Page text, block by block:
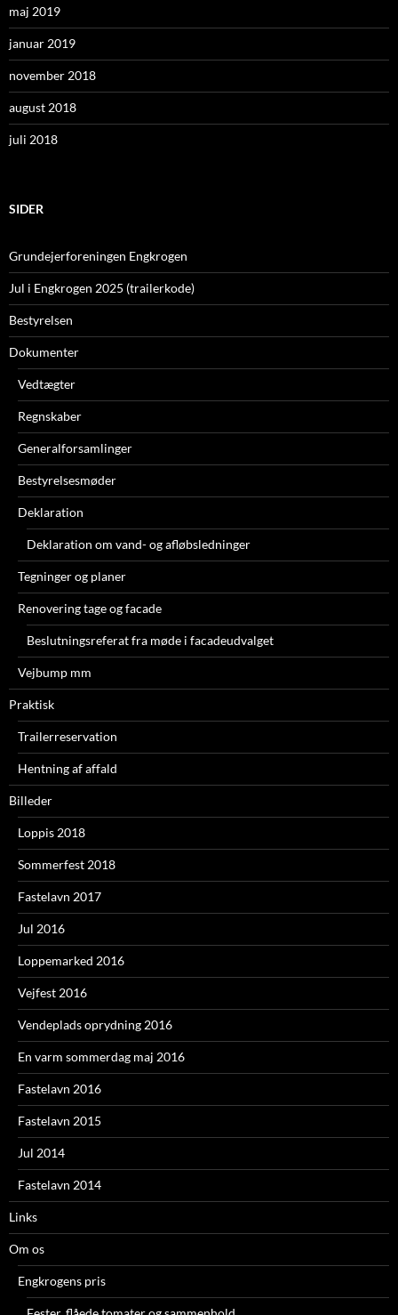
maj 2019
januar 2019
november 2018
august 2018
juli 2018
SIDER
Grundejerforeningen Engkrogen
Jul i Engkrogen 2025 (trailerkode)
Bestyrelsen
Dokumenter
Vedtægter
Regnskaber
Generalforsamlinger
Bestyrelsesmøder
Deklaration
Deklaration om vand- og afløbsledninger
Tegninger og planer
Renovering tage og facade
Beslutningsreferat fra møde i facadeudvalget
Vejbump mm
Praktisk
Trailerreservation
Hentning af affald
Billeder
Loppis 2018
Sommerfest 2018
Fastelavn 2017
Jul 2016
Loppemarked 2016
Vejfest 2016
Vendeplads oprydning 2016
En varm sommerdag maj 2016
Fastelavn 2016
Fastelavn 2015
Jul 2014
Fastelavn 2014
Links
Om os
Engkrogens pris